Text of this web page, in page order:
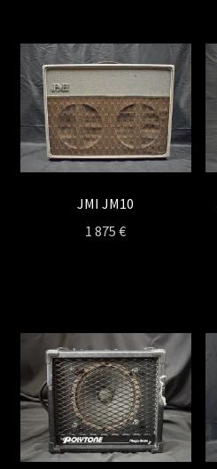
JMI JM10
1 875€